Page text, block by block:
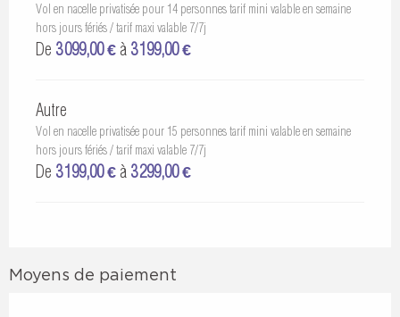
Vol en nacelle privatisée pour 14 personnes tarif mini valable en semaine
hors jours fériés / tarif maxi valable 7/7j
De 3 099,00 € à 3 199,00 €
Autre
Vol en nacelle privatisée pour 15 personnes tarif mini valable en semaine
hors jours fériés / tarif maxi valable 7/7j
De 3 199,00 € à 3 299,00 €
Moyens de paiement